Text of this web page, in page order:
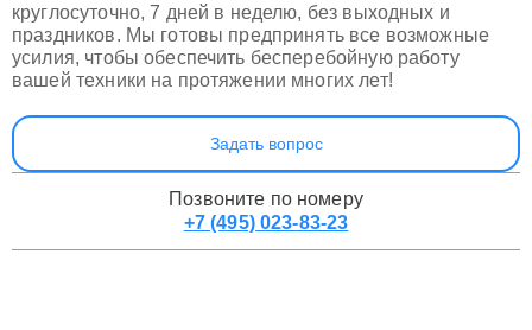
круглосуточно, 7 дней в неделю, без выходных и
праздников. Мы готовы предпринять все возможные
усилия, чтобы обеспечить бесперебойную работу
вашей техники на протяжении многих лет!
Задать вопрос
Позвоните по номеру
+7 (495) 023-83-23